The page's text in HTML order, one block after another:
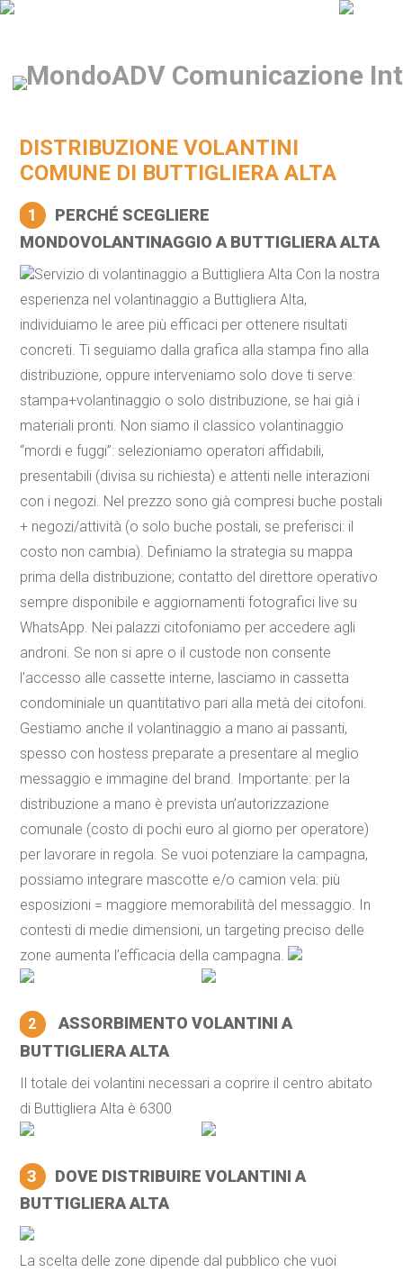
DISTRIBUZIONE VOLANTINI
COMUNE DI BUTTIGLIERA ALTA
1
PERCHÉ SCEGLIERE
MONDOVOLANTINAGGIO A BUTTIGLIERA ALTA
Servizio di volantinaggio a Buttigliera Alta Con la nostra
esperienza nel volantinaggio a Buttigliera Alta,
individuiamo le aree più efficaci per ottenere risultati
concreti. Ti seguiamo dalla grafica alla stampa fino alla
distribuzione, oppure interveniamo solo dove ti serve:
stampa+volantinaggio o solo distribuzione, se hai già i
materiali pronti. Non siamo il classico volantinaggio
“mordi e fuggi”: selezioniamo operatori affidabili,
presentabili (divisa su richiesta) e attenti nelle interazioni
con i negozi. Nel prezzo sono già compresi buche postali
+ negozi/attività (o solo buche postali, se preferisci: il
costo non cambia). Definiamo la strategia su mappa
prima della distribuzione; contatto del direttore operativo
sempre disponibile e aggiornamenti fotografici live su
WhatsApp. Nei palazzi citofoniamo per accedere agli
androni. Se non si apre o il custode non consente
l’accesso alle cassette interne, lasciamo in cassetta
condominiale un quantitativo pari alla metà dei citofoni.
Gestiamo anche il volantinaggio a mano ai passanti,
spesso con hostess preparate a presentare al meglio
messaggio e immagine del brand. Importante: per la
distribuzione a mano è prevista un’autorizzazione
comunale (costo di pochi euro al giorno per operatore)
per lavorare in regola. Se vuoi potenziare la campagna,
possiamo integrare mascotte e/o camion vela: più
esposizioni = maggiore memorabilità del messaggio. In
contesti di medie dimensioni, un targeting preciso delle
zone aumenta l’efficacia della campagna.
2
ASSORBIMENTO VOLANTINI A
BUTTIGLIERA ALTA
Il totale dei volantini necessari a coprire il centro abitato
di Buttigliera Alta è 6300
3
DOVE DISTRIBUIRE VOLANTINI A
BUTTIGLIERA ALTA
La scelta delle zone dipende dal pubblico che vuoi